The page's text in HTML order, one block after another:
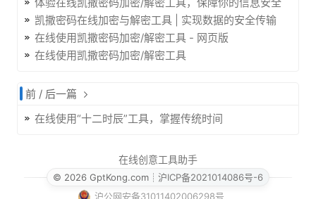
凯撒密码在线加密与解密工具 | 实现数据的安全传输
在线使用凯撒密码加密/解密工具 - 网页版
在线使用凯撒密码加密/解密工具
前 / 后一篇
在线使用“十二时辰”工具，掌握传统时间
在线创意工具助手
© 2026 GptKong.com ┊ 沪ICP备2021014086号-6
沪公网安备31011402006298号